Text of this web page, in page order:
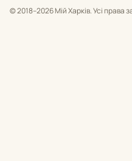
© 2018–2026 Мій Харків. Усі права